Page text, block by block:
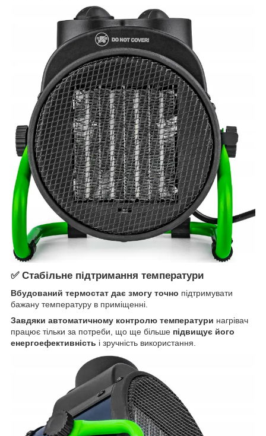
✅ Стабільне підтримання температури
Вбудований термостат дає змогу точно підтримувати
бажану температуру в приміщенні.
Завдяки автоматичному контролю температури нагрівач
працює тільки за потреби, що ще більше підвищує його
енергоефективність і зручність використання.